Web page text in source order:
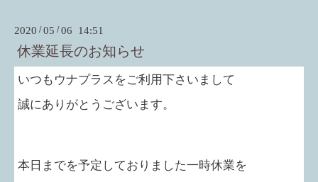
2020 /05 /06 14:51
休業延長のお知らせ
いつもウナプラスをご利用下さいまして
誠にありがとうございます。
本日までを予定しておりました一時休業を